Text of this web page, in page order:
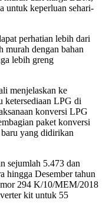
untuk keperluan sehari-
perhatian lebih dari
murah dengan bahan
lebih greng
menjelaskan ke
ketersediaan LPG di
konversi LPG
paket konversi
yang didirikan
sejumlah 5.473 dan
hingga Desember tahun
294 K/10/MEM/2018
kit untuk 55